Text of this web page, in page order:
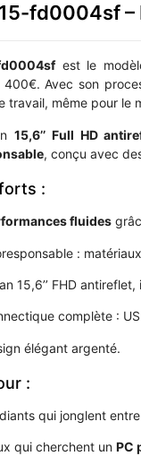
fd0004sf
est le
400€. Avec son
travail, même pour le
15,6’’ Full HD
, conçu avec
:
fluides
:
15,6’’ FHD
complète :
élégant argenté.
:
qui jonglent
qui cherchent un PC